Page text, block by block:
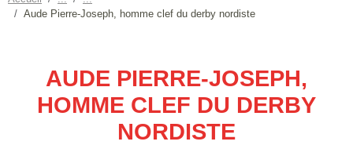
Aude Pierre-Joseph, homme clef du derby nordiste
AUDE PIERRE-JOSEPH,
HOMME CLEF DU DERBY
NORDISTE